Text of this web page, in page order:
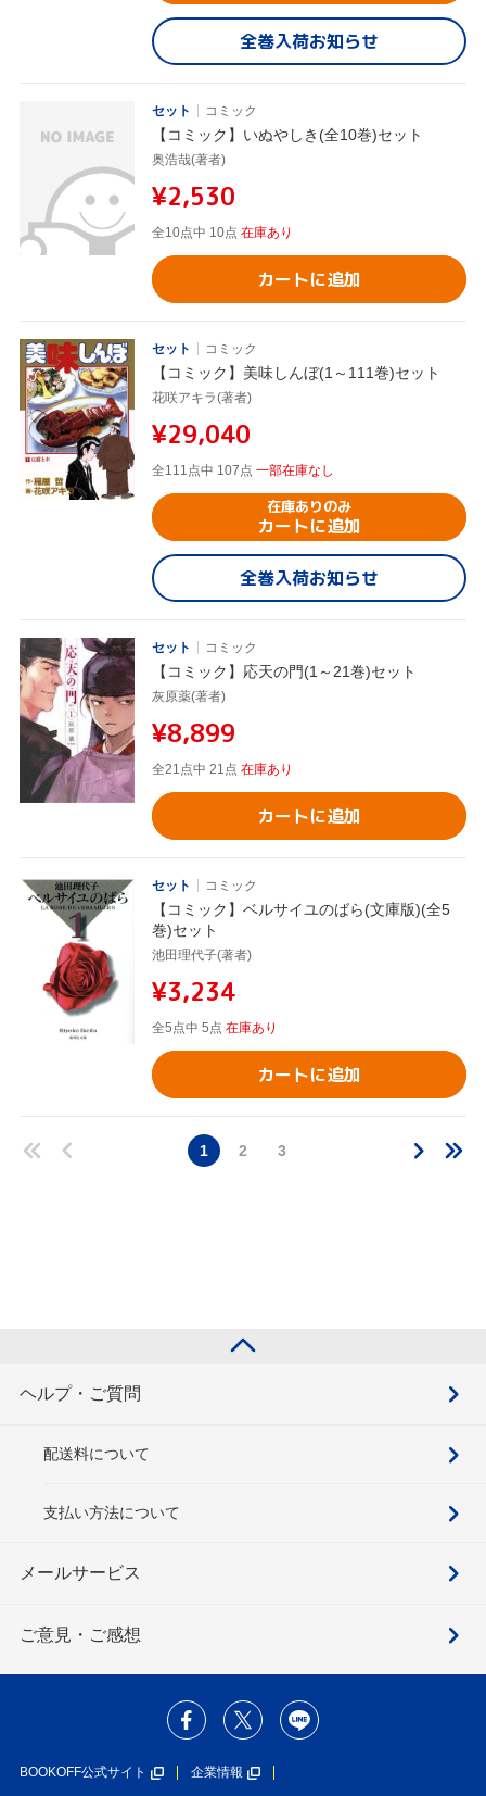
全巻入荷お知らせ
セット コミック
【コミック】いぬやしき(全10巻)セット
奥浩哉(著者)
¥2,530
全10点中 10点 在庫あり
カートに追加
セット コミック
【コミック】美味しんぼ(1～111巻)セット
花咲アキラ(著者)
¥29,040
全111点中 107点 一部在庫なし
在庫ありのみ
カートに追加
全巻入荷お知らせ
セット コミック
【コミック】応天の門(1～21巻)セット
灰原薬(著者)
¥8,899
全21点中 21点 在庫あり
カートに追加
セット コミック
【コミック】ベルサイユのばら(文庫版)(全5
巻)セット
池田理代子(著者)
¥3,234
全5点中 5点 在庫あり
カートに追加
1 2 3
ヘルプ・ご質問
配送料について
支払い方法について
メールサービス
ご意見・ご感想
BOOKOFF公式サイト 企業情報